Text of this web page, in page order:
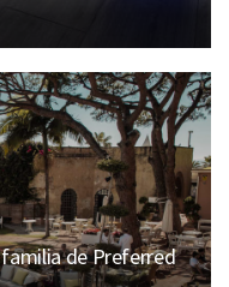
familia de Preferred